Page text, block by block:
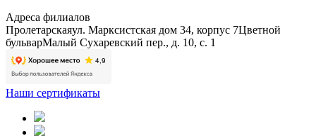
Адреса филиалов
Пролетарскаяул. Марксистская дом 34, корпус 7Цветной
бульварМалый Сухаревский пер., д. 10, с. 1
Наши сертификаты